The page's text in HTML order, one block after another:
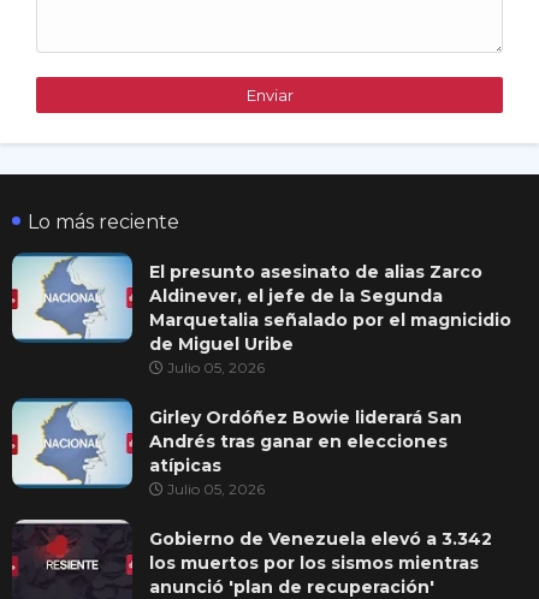
Lo más reciente
El presunto asesinato de alias Zarco
Aldinever, el jefe de la Segunda
Marquetalia señalado por el magnicidio
de Miguel Uribe
Julio 05, 2026
Girley Ordóñez Bowie liderará San
Andrés tras ganar en elecciones
atípicas
Julio 05, 2026
Gobierno de Venezuela elevó a 3.342
los muertos por los sismos mientras
anunció 'plan de recuperación'